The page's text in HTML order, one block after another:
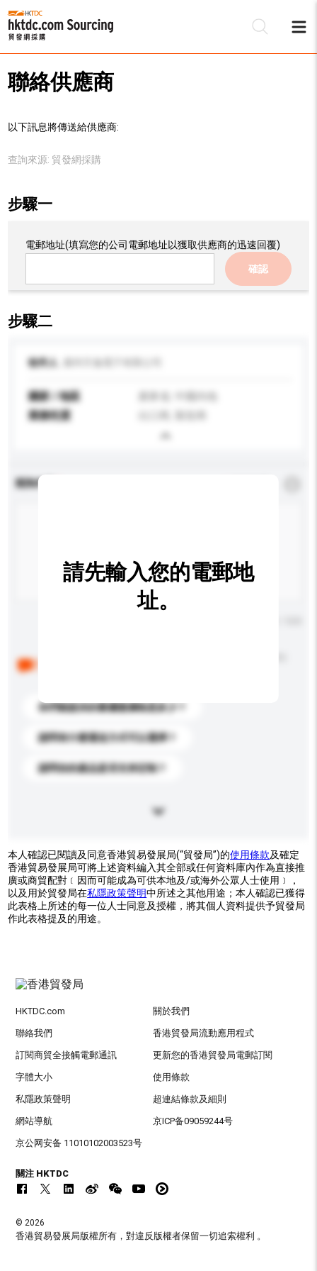
聯絡供應商
以下訊息將傳送給供應商:
查詢來源: 貿發網採購
步驟一
電郵地址(填寫您的公司電郵地址以獲取供應商的迅速回覆)
確認
步驟二
收件人
國家 / 地區
業務性質
查詢內容
你們能提供的最優惠價格是多少？
請問有什麼運送方式可以選擇？
請問你的產品是否支持定制？
請先輸入您的電郵地
址。
本人確認已閱讀及同意香港貿易發展局(“貿發局”)的使用條款及確定
香港貿易發展局可將上述資料編入其全部或任何資料庫內作為直接推
廣或商貿配對﹝因而可能成為可供本地及/或海外公眾人士使用﹞，
以及用於貿發局在私隱政策聲明中所述之其他用途；本人確認已獲得
此表格上所述的每一位人士同意及授權，將其個人資料提供予貿發局
作此表格提及的用途。
HKTDC.com 關於我們
聯絡我們 香港貿發局流動應用程式
訂閱商貿全接觸電郵通訊 更新您的香港貿發局電郵訂閱
字體大小 使用條款
私隱政策聲明 超連結條款及細則
網站導航 京ICP备09059244号
京公网安备 11010102003523号
關注 HKTDC
© 2026
香港貿易發展局版權所有，對違反版權者保留一切追索權利 。